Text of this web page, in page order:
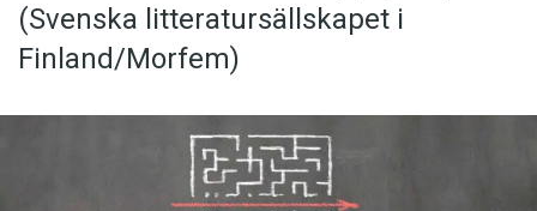
(Svenska litteratur­sällskapet i
Finland/Morfem)